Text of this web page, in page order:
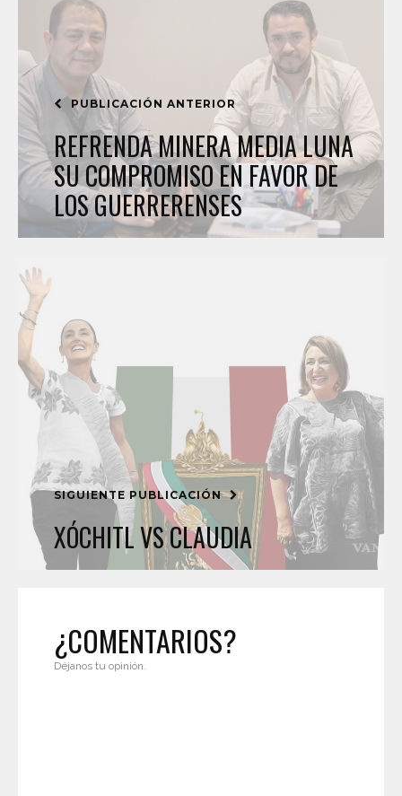
PUBLICACIÓN ANTERIOR
REFRENDA MINERA MEDIA LUNA
SU COMPROMISO EN FAVOR DE
LOS GUERRERENSES
SIGUIENTE PUBLICACIÓN
XÓCHITL VS CLAUDIA
¿COMENTARIOS?
Déjanos tu opinión.